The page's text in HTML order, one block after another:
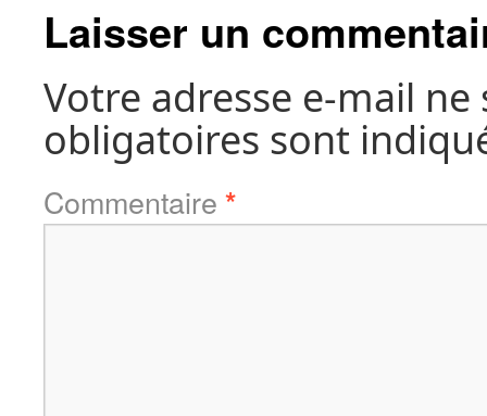
Laisser un
Votre adresse e-mail
obligatoires sont
Commentaire *